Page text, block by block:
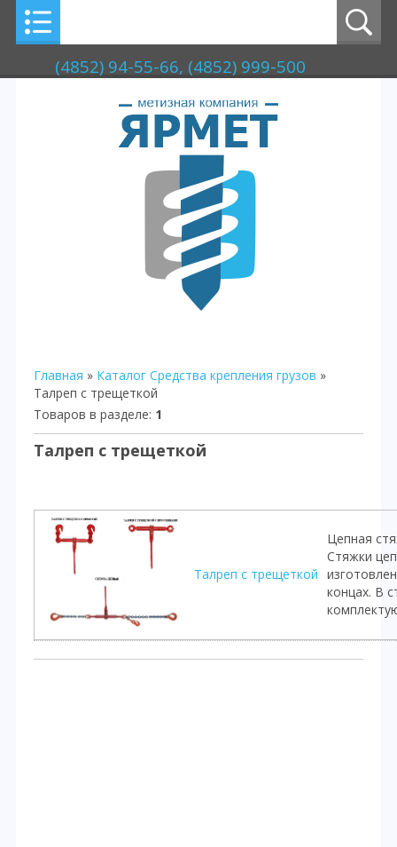
(4852) 94-55-66, (4852) 999-500
Главная » Каталог Средства крепления грузов »
Талреп с трещеткой
Товаров в разделе: 1
Талреп с трещеткой
Талреп с трещеткой
Цепная
Стяжки
концах. В